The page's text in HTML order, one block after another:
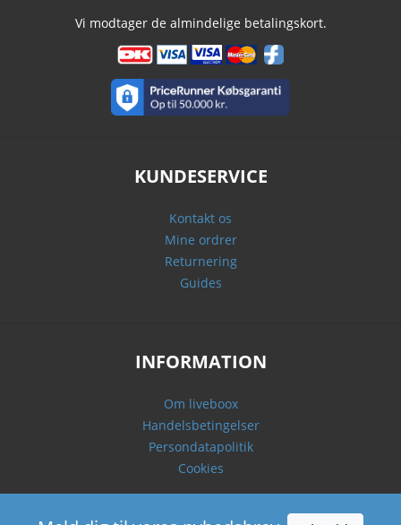
Vi modtager de almindelige betalingskort.
KUNDESERVICE
Kontakt os
Mine ordrer
Returnering
Guides
INFORMATION
Om liveboox
Handelsbetingelser
Persondatapolitik
Cookies